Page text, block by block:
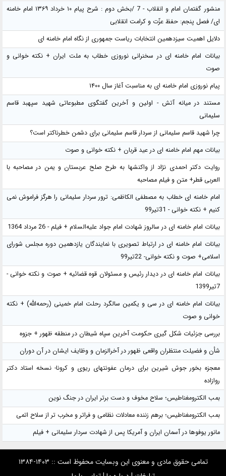
منشور گفتمان امام و انقلاب - 7 /بخش دوم : شرح پیام ۱۰ خرداد ۱۳۶۹ امام خامنه
ای/ فصل پنجم: حفظ عزّت و کرامت انقلابی
دلایل اهمیت سیزدهمین انتخابات ریاست جمهوری از نگاه امام خامنه ای
بیانات امام خامنه ای در سخنرانی نوروزی خطاب به ملت ایران + نکته خوانی و
صوت
پیام نوروزی امام خامنه ای به مناسبت آغاز سال ۱۴۰۰
مستند در میانه آتش - اولین و آخرین گفتگوی مطبوعاتی شهید سپهبد قاسم
سلیمانی
چرا شهید قاسم سلیمانی از سردار قاسم سلیمانی برای دشمن خطرناکتر است؟
بیانات مهم امام خامنه ای در عید قربان + نکته خوانی و صوت
روایت دکتر احمدی نژاد از واکنشها به طرح صلح عربستان و یمن در مصاحبه با
العربی قطر+ متن و فیلم مصاحبه
امام خامنه ای خطاب به مصطفی الکاظمی: ترور سردار سلیمانی را هرگز فراموش نمی
کنیم + نکته خوانی - 31تیر99
بیانات امام خامنه ای در سالروز شهادت امام جواد علیه‌السلام + فیلم - 26 مرداد 1364
بیانات امام خامنه ای در ارتباط تصویری با نمایندگان یازدهمین دوره مجلس شورای
اسلامی+ صوت و نکته خوانی- 22تیر99
بیانات امام خامنه ای در دیدار رئیس و مسئولان قوه قضائیه + صوت و نکته خوانی -
7تیر1399
بیانات امام خامنه ای در سی و یکمین سالگرد رحلت امام خمینی (رحمه‌الله) + نکته
خوانی و صوت
بررسی جزئیات شکل گیری حکومت آخرین سپاه شیطان در منطقه ظهور + جزوه
شأن و فضیلت منتظران واقعی ظهور در آخرالزمان و وظایف ایشان در آن دوران
معجزه بخور جوش شیرین برای درمان عفونتهای ریوی و کرونا- نسخه استاد دکتر
روازاده
بمب الکترومغناطیس؛ سلاح مخوف و دست برتر ایران در جنگ نوین
بمب الکترومغناطیس؛ برهم زننده معادلات نظامی و فراتر و مخرب تر از سلاح اتمی
مانور یوفوها در آسمان ایران و آمریکا پس از شهادت سردار سلیمانی + فیلم
تمامی حقوق مادی و معنوی این وبسایت محفوظ است :: ۱۴۰۳-۱۳۸۴